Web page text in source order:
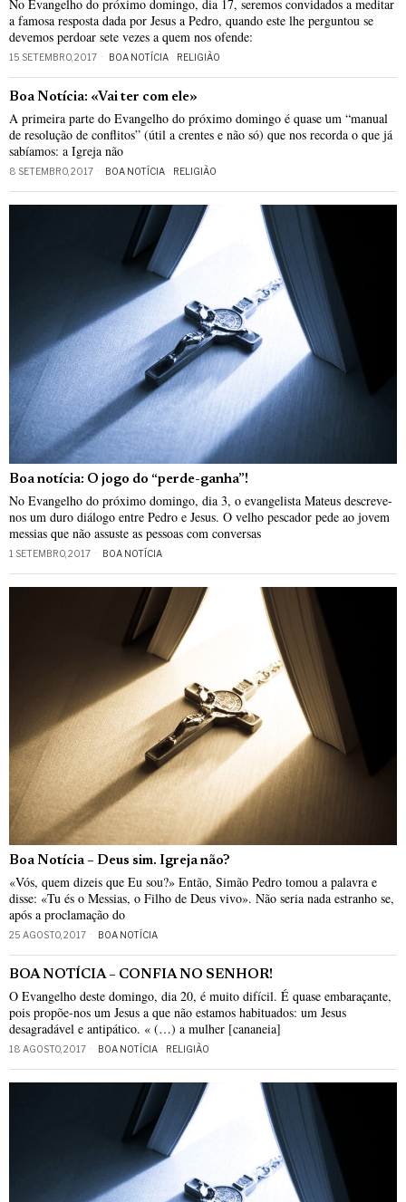
No Evangelho do próximo domingo, dia 17, seremos convidados a meditar
a famosa resposta dada por Jesus a Pedro, quando este lhe perguntou se
devemos perdoar sete vezes a quem nos ofende:
15 SETEMBRO, 2017 BOA NOTÍCIA · RELIGIÃO
Boa Notícia: «Vai ter com ele»
A primeira parte do Evangelho do próximo domingo é quase um “manual
de resolução de conflitos” (útil a crentes e não só) que nos recorda o que já
sabíamos: a Igreja não
8 SETEMBRO, 2017 BOA NOTÍCIA · RELIGIÃO
Boa notícia: O jogo do “perde-ganha”!
No Evangelho do próximo domingo, dia 3, o evangelista Mateus descreve-
nos um duro diálogo entre Pedro e Jesus. O velho pescador pede ao jovem
messias que não assuste as pessoas com conversas
1 SETEMBRO, 2017 BOA NOTÍCIA
Boa Notícia – Deus sim. Igreja não?
«Vós, quem dizeis que Eu sou?» Então, Simão Pedro tomou a palavra e
disse: «Tu és o Messias, o Filho de Deus vivo». Não seria nada estranho se,
após a proclamação do
25 AGOSTO, 2017 BOA NOTÍCIA
BOA NOTÍCIA – CONFIA NO SENHOR!
O Evangelho deste domingo, dia 20, é muito difícil. É quase embaraçante,
pois propõe-nos um Jesus a que não estamos habituados: um Jesus
desagradável e antipático. « (…) a mulher [cananeia]
18 AGOSTO, 2017 BOA NOTÍCIA · RELIGIÃO